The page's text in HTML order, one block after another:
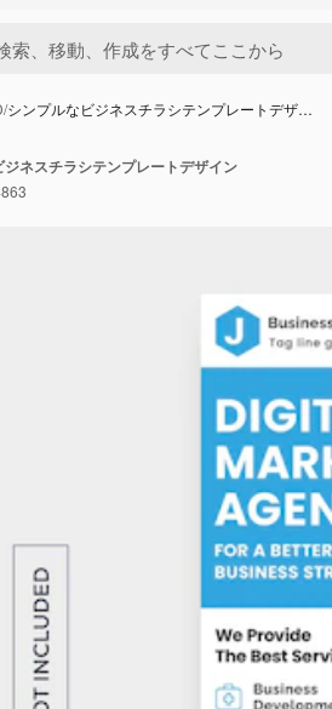
/シンプルなビジネスチラシテンプレートデザ…
ジネスチラシテンプレートデザイン